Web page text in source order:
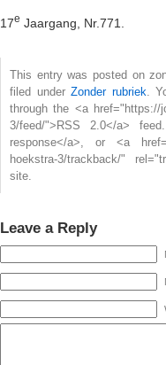
17e Jaargang, Nr.771.
This entry was posted on
filed underZonder rubriek .
through the <a href="https://
3/feed/">RSS 2.0</a>
response</a>, or <a
hoekstra-3/trackback/"
site.
Leave a Reply